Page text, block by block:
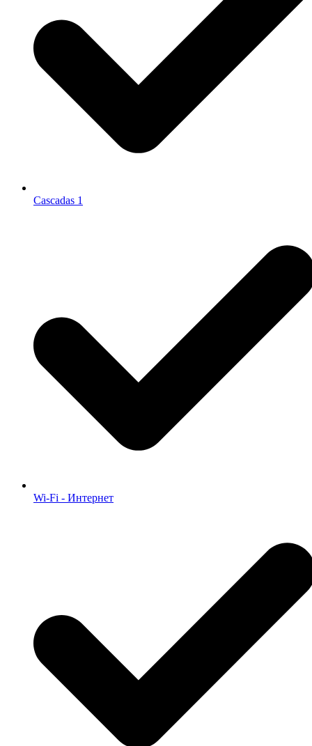
Cascadas 1
Wi-Fi - Интернет